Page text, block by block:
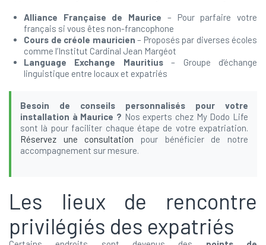
Alliance Française de Maurice – Pour parfaire votre
français si vous êtes non-francophone
Cours de créole mauricien – Proposés par diverses écoles
comme l’Institut Cardinal Jean Margéot
Language Exchange Mauritius– Groupe d’échange
linguistique entre locaux et expatriés
Besoin de conseils personnalisés pour votre
installation à Maurice ? Nos experts chez My Dodo Life
sont là pour faciliter chaque étape de votre expatriation.
Réservez une consultation pour bénéficier de notre
accompagnement sur mesure.
Les lieux de rencontre
privilégiés des expatriés